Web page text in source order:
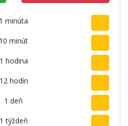
1 minúta
10 minút
1 hodina
12 hodín
1 deň
1 týždeň